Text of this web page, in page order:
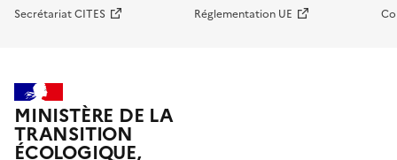
Secrétariat CITES Réglementation UE
MINISTÈRE DE LA
TRANSITION
ÉCOLOGIQUE,